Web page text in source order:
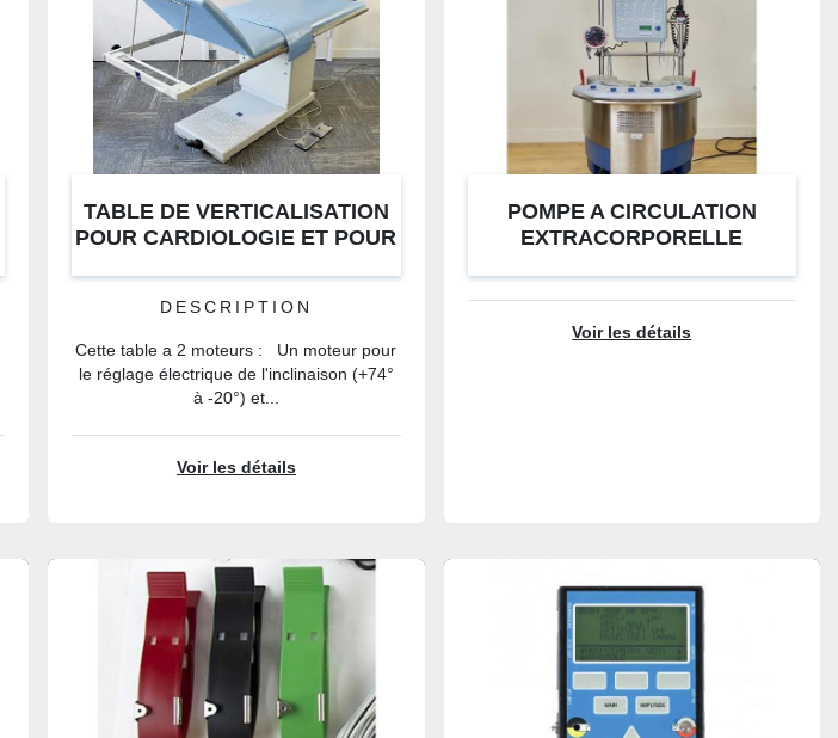
TABLE DE VERTICALISATION
POUR CARDIOLOGIE ET POUR
DESCRIPTION
Cette table a 2 moteurs : Un moteur pour
le réglage électrique de l'inclinaison (+74°
à -20°) et...
Voir les détails
POMPE A CIRCULATION
EXTRACORPORELLE
Voir les détails